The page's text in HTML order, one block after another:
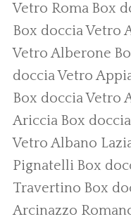
Vetro Roma Box
Box doccia Vetro
Vetro Alberone
doccia Vetro
Box doccia Vetro
Ariccia Box
Vetro Albano
Pignatelli Box
Travertino Box
Arcinazzo